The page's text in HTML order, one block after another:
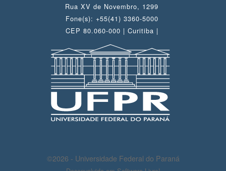
Rua XV de Novembro, 1299
Fone(s): +55(41) 3360-5000
CEP 80.060-000 | Curitiba |
©2026 - Universidade Federal do Paraná